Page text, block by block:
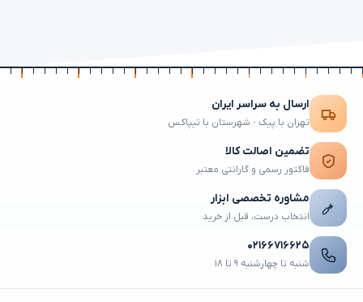
ارسال به سراسر ایران
تهران با پیک · شهرستان با تیپاکس
تضمین اصالت کالا
فاکتور رسمی و گارانتی معتبر
مشاوره تخصصی ابزار
انتخاب درست، قبل از خرید
۰۲۱۶۶۷۱۶۶۲۵
شنبه تا چهارشنبه ۹ تا ۱۸